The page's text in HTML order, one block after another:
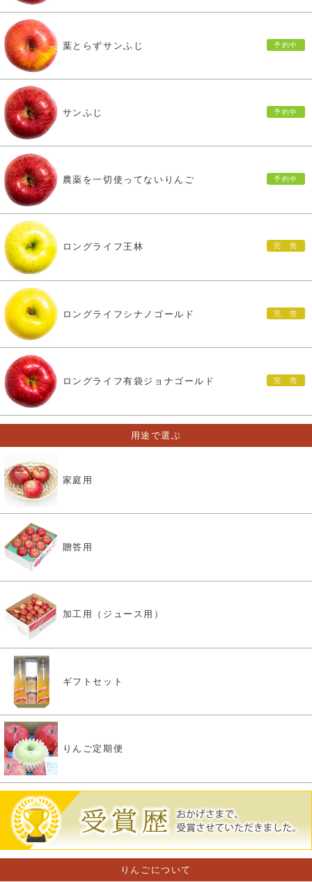
葉とらずサンふじ
サンふじ
農薬を一切使ってないりんご
ロングライフ王林
ロングライフシナノゴールド
ロングライフ有袋ジョナゴールド
用途で選ぶ
家庭用
贈答用
加工用（ジュース用）
ギフトセット
りんご定期便
りんごについて